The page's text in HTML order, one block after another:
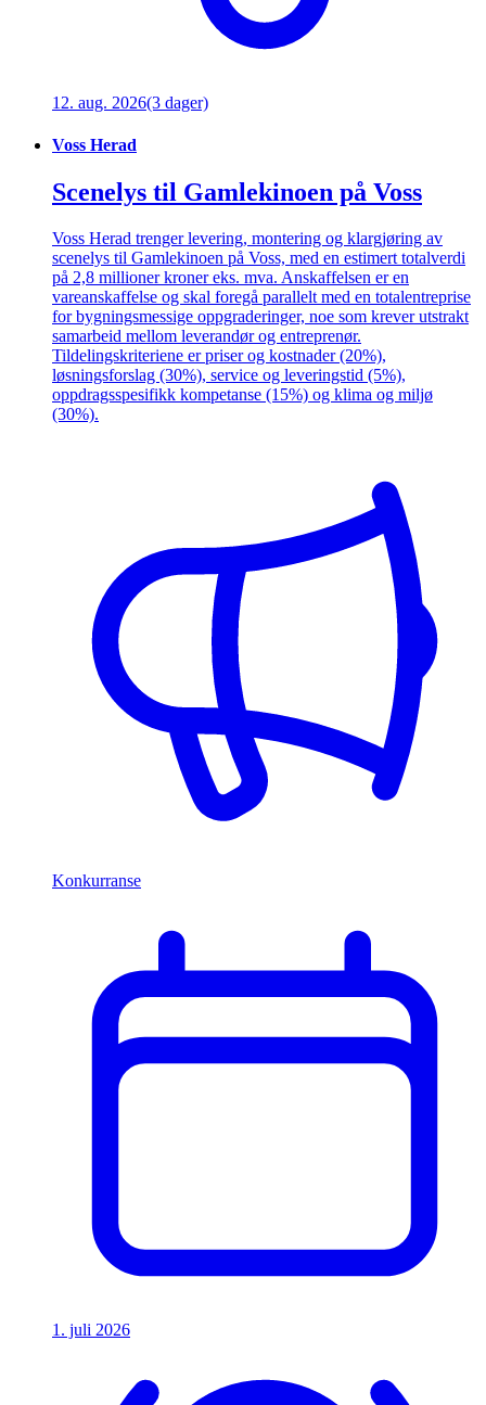
12. aug. 2026(3 dager)
Voss Herad
Scenelys til Gamlekinoen på Voss
Voss Herad trenger levering, montering og klargjøring av
scenelys til Gamlekinoen på Voss, med en estimert totalverdi
på 2,8 millioner kroner eks. mva. Anskaffelsen er en
vareanskaffelse og skal foregå parallelt med en totalentreprise
for bygningsmessige oppgraderinger, noe som krever utstrakt
samarbeid mellom leverandør og entreprenør.
Tildelingskriteriene er priser og kostnader (20%),
løsningsforslag (30%), service og leveringstid (5%),
oppdragsspesifikk kompetanse (15%) og klima og miljø
(30%).
Konkurranse
1. juli 2026